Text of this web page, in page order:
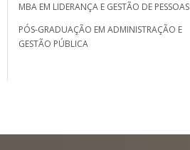
MBA EM LIDERANÇA E GESTÃO DE PESSOAS
PÓS-GRADUAÇÃO EM ADMINISTRAÇÃO E
GESTÃO PÚBLICA